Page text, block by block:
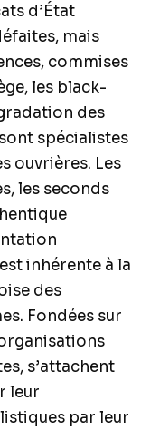
d’État
mais
commises
les black-
des
spécialistes
ouvrières. Les
les seconds
inhérente à la
des
Fondées sur
s’attachent
leur
par leur